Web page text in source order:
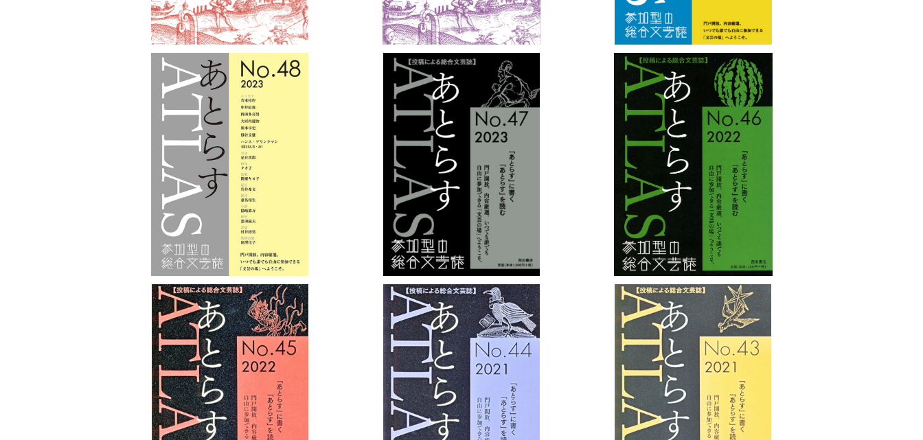
あとらすNo.48
¥1,100
あとらすNo.47
¥1,100
あとらすNo.46
¥1,100
あとらすNo.45
¥1,100
あとらすNo.44
¥1,100
あとらすNo.43
¥1,100